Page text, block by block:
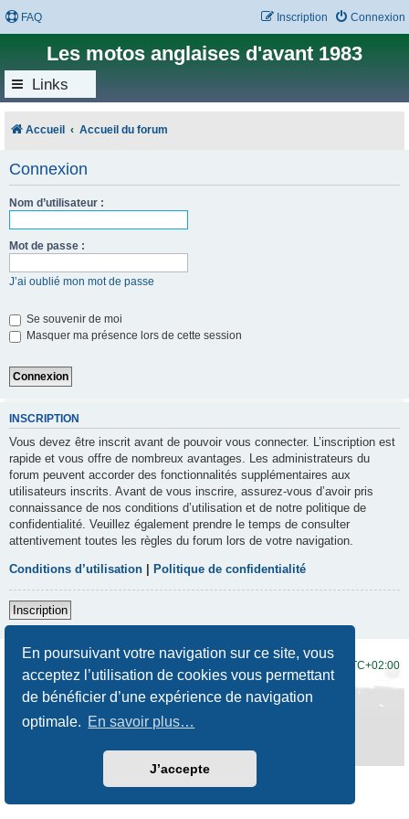
En poursuivant votre navigation sur ce site, vous
acceptez l’utilisation de cookies vous permettant
de bénéficier d’une expérience de navigation
optimale. En savoir plus…
J’accepte
FAQ Connexion
Inscription
Les motos anglaises d'avant 1983
Links
Accueil Accueil du forum
Connexion
Nom d’utilisateur :
Mot de passe :
J’ai oublié mon mot de passe
Se souvenir de moi
Masquer ma présence lors de cette session
INSCRIPTION
Vous devez être inscrit avant de pouvoir vous connecter. L’inscription est
rapide et vous offre de nombreux avantages. Les administrateurs du
forum peuvent accorder des fonctionnalités supplémentaires aux
utilisateurs inscrits. Avant de vous inscrire, assurez-vous d’avoir pris
connaissance de nos conditions d’utilisation et de notre politique de
confidentialité. Veuillez également prendre le temps de consulter
attentivement toutes les règles du forum lors de votre navigation.
Conditions d’utilisation Politique de confidentialité
Inscription
UTC+02:00
Développé par phpBB® Forum Software © phpBB Limited
Traduction française officielle
Prosilver New Edition
Confidentialité|Conditions